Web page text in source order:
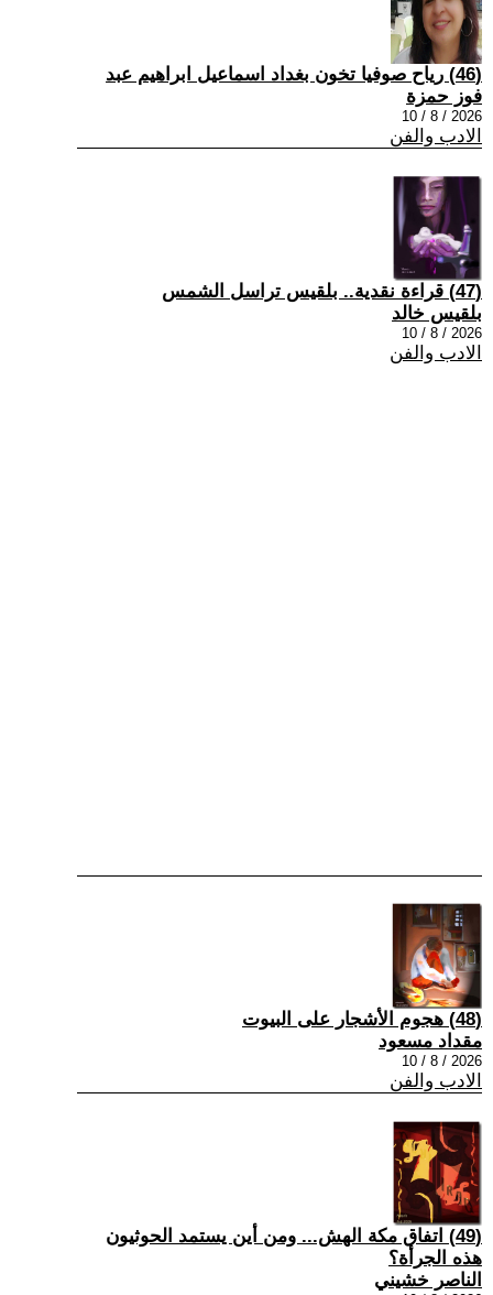
(46) رياح صوفيا تخون بغداد اسماعيل ابراهيم عبد
فوز حمزة
2026 / 8 / 10
الادب والفن
(47) قراءة نقدية.. بلقيس تراسل الشمس
بلقيس خالد
2026 / 8 / 10
الادب والفن
(48) هجوم الأشجار على البيوت
مقداد مسعود
2026 / 8 / 10
الادب والفن
(49) اتفاق مكة الهش... ومن أين يستمد الحوثيون
هذه الجرأة؟
الناصر خشيني